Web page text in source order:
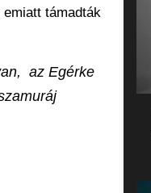
támadták
az Egérke